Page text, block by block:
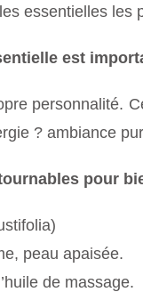
essentielles
est
personnalité.
? ambiance
pour
peau apaisée.
de massage.